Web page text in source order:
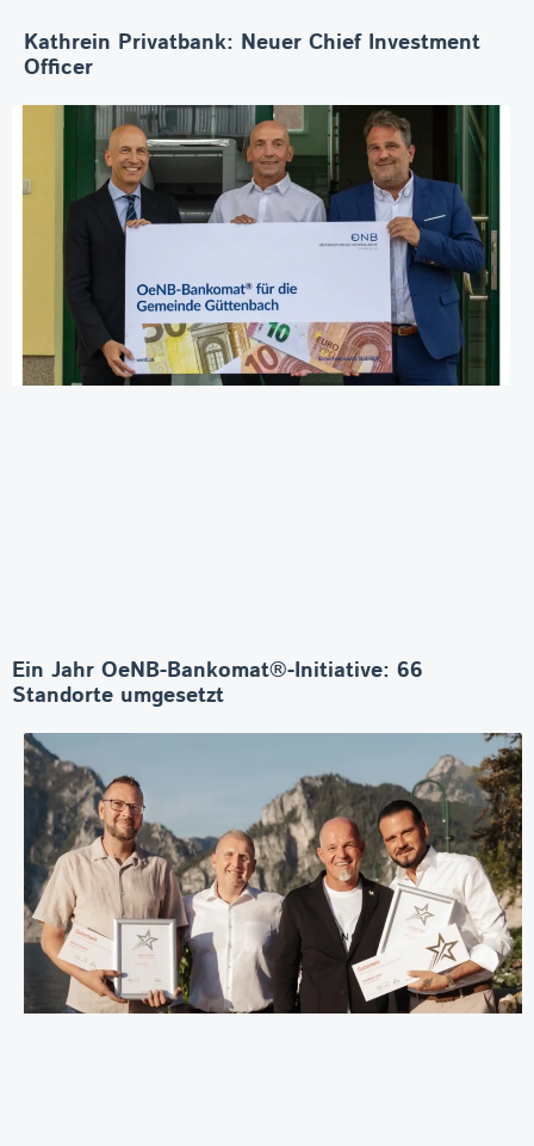
Kathrein Privatbank: Neuer Chief Investment
Officer
Ein Jahr OeNB-Bankomat®-Initiative: 66
Standorte umgesetzt